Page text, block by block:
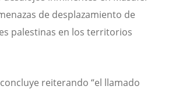
de desplazamiento de
palestinas en los territorios
reiterando “el llamado